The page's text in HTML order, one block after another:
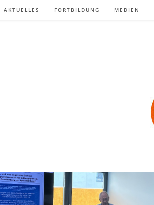
AKTUELLES FORTBILDUNG MEDIEN